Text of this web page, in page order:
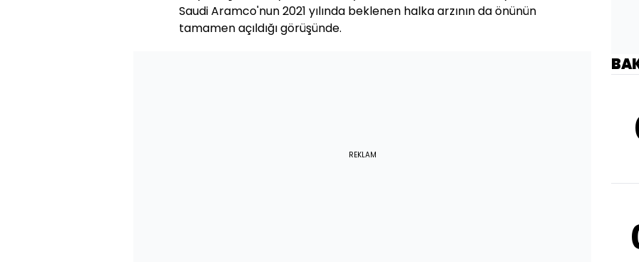
Saudi Aramco'nun 2021 yılında beklenen halka arzının da önünün
tamamen açıldığı görüşünde.
REKLAM